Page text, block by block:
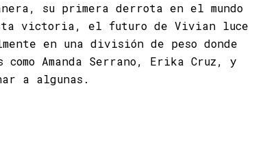
su primera derrota en el mundo
victoria, el futuro de Vivian luce
en una división de peso donde
como Amanda Serrano, Erika Cruz, y
a algunas.